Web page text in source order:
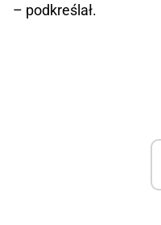
– podkreślał.